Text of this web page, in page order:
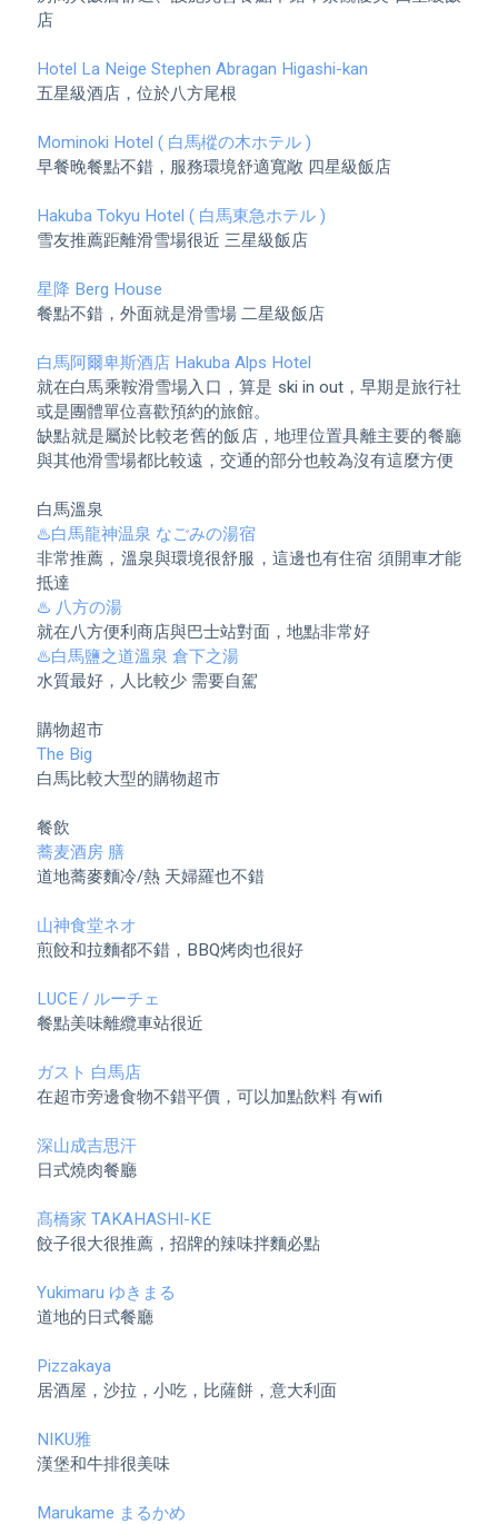
店
Hotel La Neige Stephen Abragan Higashi-kan
五星級酒店，位於八方尾根
Mominoki Hotel ( 白馬樅の木ホテル )
早餐晚餐點不錯，服務環境舒適寬敞 四星級飯店
Hakuba Tokyu Hotel ( 白馬東急ホテル )
雪友推薦距離滑雪場很近 三星級飯店
星降 Berg House
餐點不錯，外面就是滑雪場 二星級飯店
白馬阿爾卑斯酒店 Hakuba Alps Hotel
就在白馬乘鞍滑雪場入口，算是 ski in out，早期是旅行社
或是團體單位喜歡預約的旅館。
缺點就是屬於比較老舊的飯店，地理位置具離主要的餐廳
與其他滑雪場都比較遠，交通的部分也較為沒有這麼方便
♨️白馬龍神温泉 なごみの湯宿
非常推薦，溫泉與環境很舒服，這邊也有住宿 須開車才能
♨️ 八方の湯
就在八方便利商店與巴士站對面，地點非常好
♨️白馬鹽之道溫泉 倉下之湯
水質最好，人比較少 需要自駕
購物超市
The Big
白馬比較大型的購物超市
蕎麦酒房 膳
道地蕎麥麵冷/熱 天婦羅也不錯
山神食堂ネオ
煎餃和拉麵都不錯，BBQ烤肉也很好
LUCE / ルーチェ
餐點美味離纜車站很近
ガスト 白馬店
在超市旁邊食物不錯平價，可以加點飲料 有wifi
深山成吉思汗
日式燒肉餐廳
髙橋家 TAKAHASHI-KE
餃子很大很推薦，招牌的辣味拌麵必點
Yukimaru ゆきまる
道地的日式餐廳
Pizzakaya
居酒屋，沙拉，小吃，比薩餅，意大利面
NIKU雅
漢堡和牛排很美味
Marukame まるかめ